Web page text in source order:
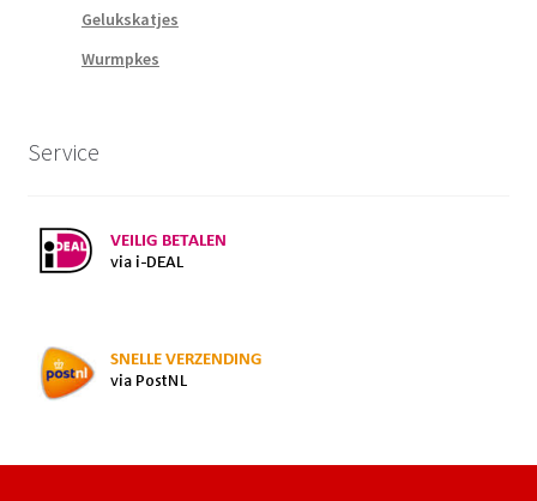
Gelukskatjes
Wurmpkes
Service